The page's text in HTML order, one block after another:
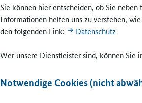
Sie können hier entscheiden, ob Sie
Informationen helfen uns zu verstehen,
den folgenden Link:
Datenschutz
Wer unsere Dienstleister sind, können Sie
Notwendige Cookies (nicht
auf
läuft
der
Online-
Schule?